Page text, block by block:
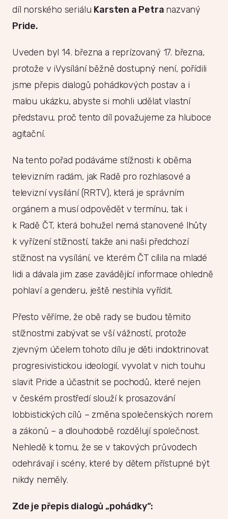
díl norského seriálu Karsten a Petra nazvaný
Pride.
Uveden byl 14. března a reprízovaný 17. března,
protože v iVysílání běžně dostupný není, pořídili
jsme přepis dialogů pohádkových postav a i
malou ukázku, abyste si mohli udělat vlastní
představu, proč tento díl považujeme za hluboce
agitační.
Na tento pořad podáváme stížnosti k oběma
televizním radám, jak Radě pro rozhlasové a
televizní vysílání (RRTV), která je správním
orgánem a musí odpovědět v termínu, tak i
k Radě ČT, která bohužel nemá stanovené lhůty
k vyřízení stížností, takže ani naši předchozí
stížnost na vysílání, ve kterém ČT cílila na mladé
lidi a dávala jim zase zavádějící informace ohledně
pohlaví a genderu, ještě nestihla vyřídit.
Přesto věříme, že obě rady se budou těmito
stížnostmi zabývat se vší vážností, protože
zjevným účelem tohoto dílu je děti indoktrinovat
progresivistickou ideologií, vyvolat v nich touhu
slavit Pride a účastnit se pochodů, které nejen
v českém prostředí slouží k prosazování
lobbistických cílů – změna společenských norem
a zákonů – a dlouhodobě rozdělují společnost.
Nehledě k tomu, že se v takových průvodech
odehrávají i scény, které by dětem přístupné být
nikdy neměly.
Zde je přepis dialogů „pohádky“: